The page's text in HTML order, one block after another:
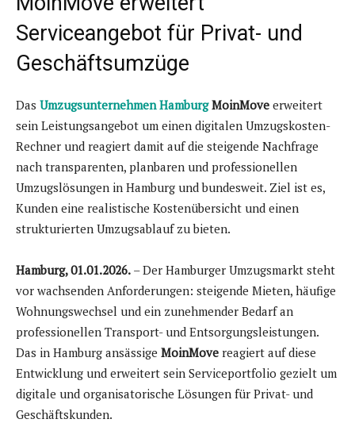
Serviceangebot für Privat- und
Geschäftsumzüge
Das Umzugsunternehmen Hamburg MoinMove erweitert
sein Leistungsangebot um einen digitalen Umzugskosten-
Rechner und reagiert damit auf die steigende Nachfrage
nach transparenten, planbaren und professionellen
Umzugslösungen in Hamburg und bundesweit. Ziel ist es,
Kunden eine realistische Kostenübersicht und einen
strukturierten Umzugsablauf zu bieten.
Hamburg, 01.01.2026. – Der Hamburger Umzugsmarkt steht
vor wachsenden Anforderungen: steigende Mieten, häufige
Wohnungswechsel und ein zunehmender Bedarf an
professionellen Transport- und Entsorgungsleistungen.
Das in Hamburg ansässige MoinMove reagiert auf diese
Entwicklung und erweitert sein Serviceportfolio gezielt um
digitale und organisatorische Lösungen für Privat- und
Geschäftskunden.